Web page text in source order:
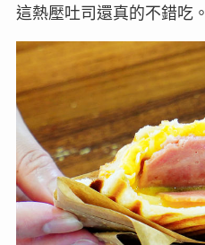
這熱壓吐司還真的不錯吃。